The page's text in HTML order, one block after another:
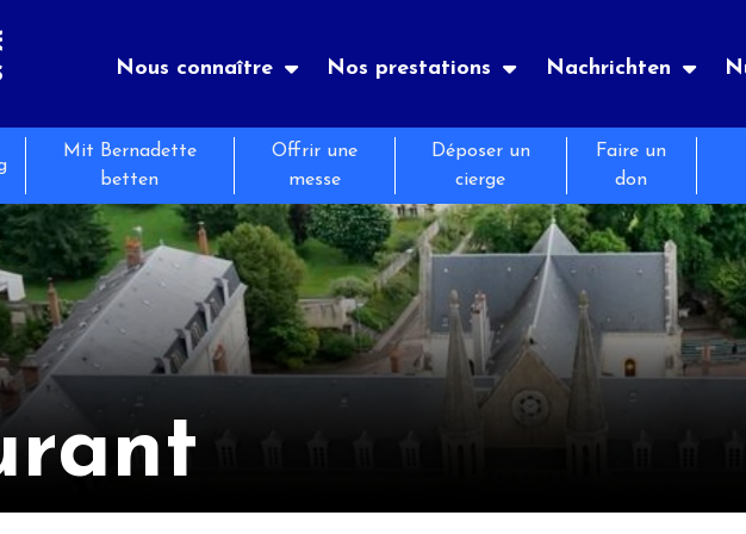
Nous connaître
Notre histoire
Nützliche Hinweise
Nos prestations
Hotel
Restaurant Exerzitien
Nachrichten
Unsere Zeitung
Actualités
Mit Bernadette
betten
Offrir une
messe
Déposer un
cierge
Faire un
don